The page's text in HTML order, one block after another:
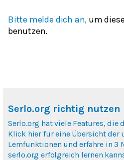
Bitte melde dich an, um
benutzen.
Serlo.org richtig nutzen
Serlo.org hat viele Features, die
Klick hier für eine Übersicht der
Lernfunktionen und erfahre in 3
serlo.org erfolgreich lernen